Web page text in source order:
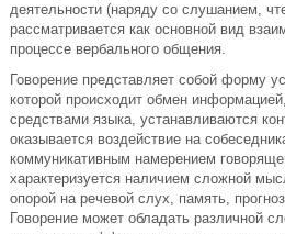
деятельности (наряду со слушанием,
рассматривается как основной вид
процессе вербального общения.
Говорение представляет собой форму
которой происходит обмен
средствами языка, устанавливаются
оказывается воздействие на
коммуникативным намерением
характеризуется наличием сложной
опорой на речевой слух, память,
Говорение может обладать различной